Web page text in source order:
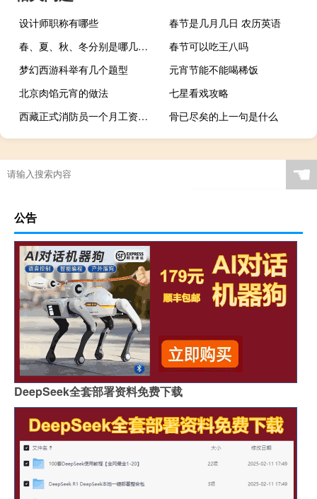
设计师职称有哪些
春节是几月几日 农历英语
春、夏、秋、冬分别是哪几个月
春节可以吃王八吗
梦幻西游科举有几个题型
元宵节能不能喝稀饭
北京肉馅元宵的做法
七星看戏攻略
西藏正式消防员一个月工资多少钱
骨已尽矣的上一句是什么
☚
公告
DeepSeek全套部署资料免费下载